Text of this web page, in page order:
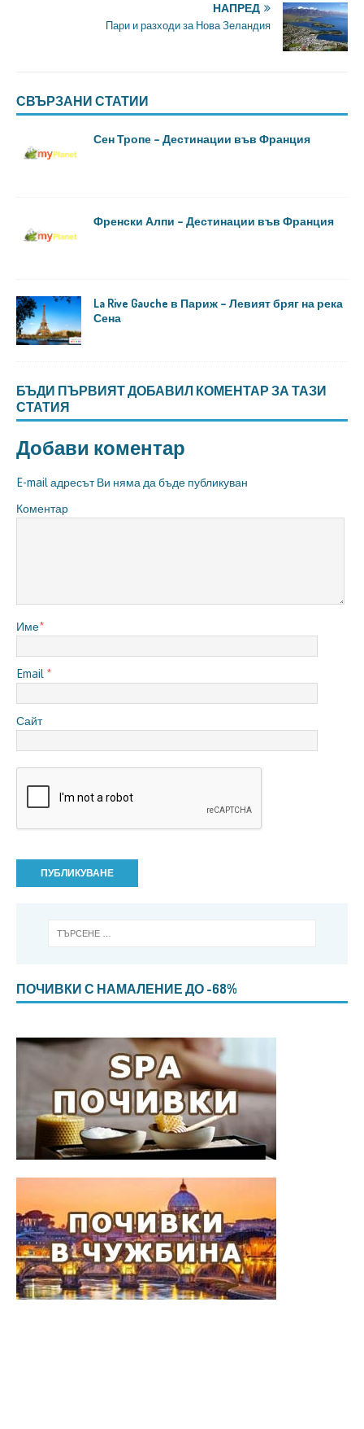
НАПРЕД
Пари и разходи за Нова Зеландия
СВЪРЗАНИ СТАТИИ
Сен Тропе – Дестинации във Франция
Френски Алпи – Дестинации във Франция
La Rive Gauche в Париж – Левият бряг на река
Сена
БЪДИ ПЪРВИЯТ ДОБАВИЛ КОМЕНТАР ЗА ТАЗИ
СТАТИЯ
Добави коментар
E-mail адресът Ви няма да бъде публикуван
Коментар
Име*
Email *
Сайт
ПОЧИВКИ С НАМАЛЕНИЕ ДО -68%